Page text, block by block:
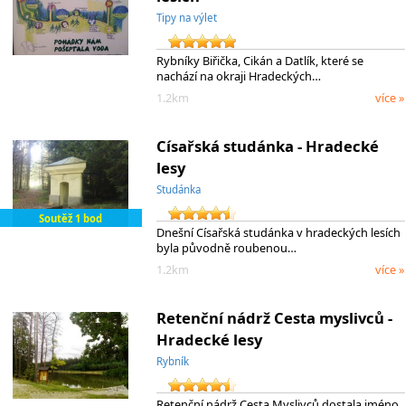
Tipy na výlet
Rybníky Biřička, Cikán a Datlík, které se
nachází na okraji Hradeckých…
1.2km
více »
Soutěž 1 bod
Císařská studánka - Hradecké
lesy
Studánka
Dnešní Císařská studánka v hradeckých lesích
byla původně roubenou…
1.2km
více »
Retenční nádrž Cesta myslivců -
Hradecké lesy
Rybník